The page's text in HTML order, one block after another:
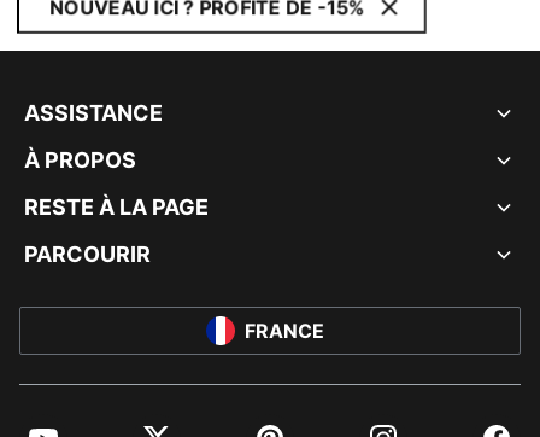
NOUVEAU ICI ? PROFITE DE -15%
ASSISTANCE
À PROPOS
RESTE À LA PAGE
PARCOURIR
FRANCE